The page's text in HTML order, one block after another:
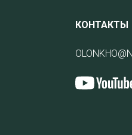
КОНТАКТЫ